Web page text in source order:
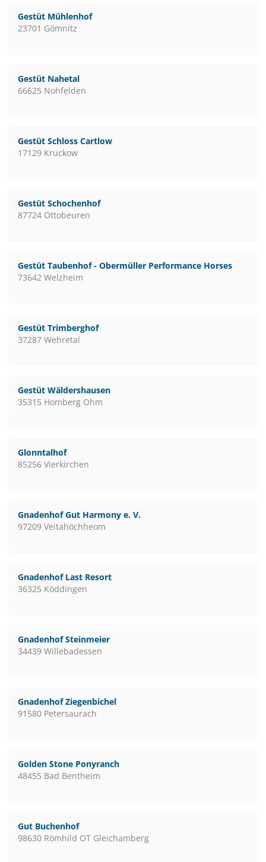
Gestüt Mühlenhof
23701 Gömnitz
Gestüt Nahetal
66625 Nohfelden
Gestüt Schloss Cartlow
17129 Kruckow
Gestüt Schochenhof
87724 Ottobeuren
Gestüt Taubenhof - Obermüller Performance Horses
73642 Welzheim
Gestüt Trimberghof
37287 Wehretal
Gestüt Wäldershausen
35315 Homberg Ohm
Glonntalhof
85256 Vierkirchen
Gnadenhof Gut Harmony e. V.
97209 Veitahöchheom
Gnadenhof Last Resort
36325 Köddingen
Gnadenhof Steinmeier
34439 Willebadessen
Gnadenhof Ziegenbichel
91580 Petersaurach
Golden Stone Ponyranch
48455 Bad Bentheim
Gut Buchenhof
98630 Römhild OT Gleichamberg